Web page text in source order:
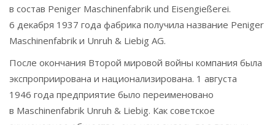
в состав Peniger Maschinenfabrik und Eisengießerei.
6 декабря 1937 года фабрика получила название Peniger
Maschinenfabrik и Unruh & Liebig AG.
После окончания Второй мировой войны компания была
экспроприирована и национализирована. 1 августа
1946 года предприятие было переименовано
в Maschinenfabrik Unruh & Liebig. Как советское